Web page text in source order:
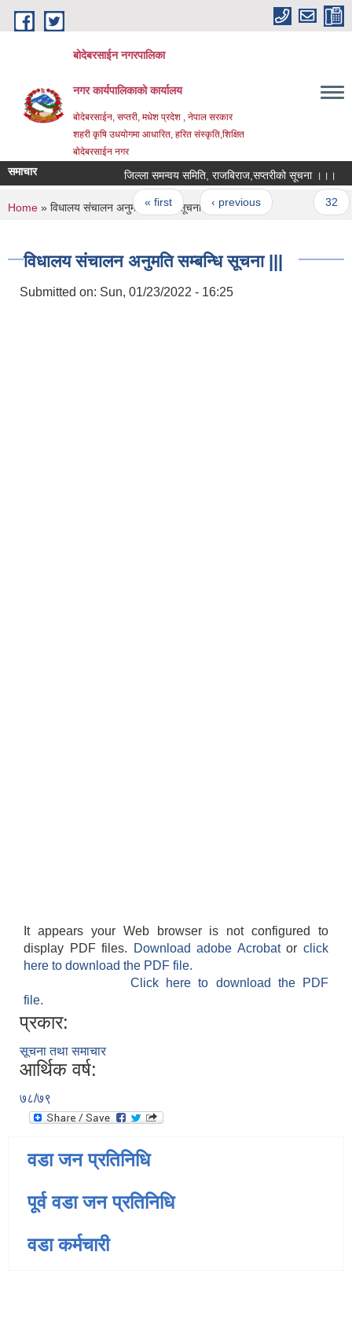
Skip to main content
बोदेबरसाईन नगरपालिका
नगर कार्यपालिकाको कार्यालय
बोदेबरसाईन, सप्तरी, मधेश प्रदेश , नेपाल सरकार
शहरी कृषि उधयोगमा आधारित, हरित संस्कृति,शिक्षित
बोदेबरसाईन नगर
समाचार जिल्ला समन्वय समिति, राजबिराज,सप्तरीको सूचना ।।।
Pages
« first ‹ previous
You are here
Home » विधालय संचालन अनुमति सम्बन्धि सूचना |||
विधालय संचालन अनुमति सम्बन्धि सूचना |||
Submitted on: Sun, 01/23/2022 - 16:25
It appears your Web browser is not configured to
display PDF files.
Download adobe Acrobatorclick
here to download the PDF file.
Click here to download the PDF
file.
प्रकार:
सूचना तथा समाचार
आर्थिक वर्ष:
७८/७९
वडा जन प्रतिनिधि
पूर्व वडा जन प्रतिनिधि
वडा कर्मचारी